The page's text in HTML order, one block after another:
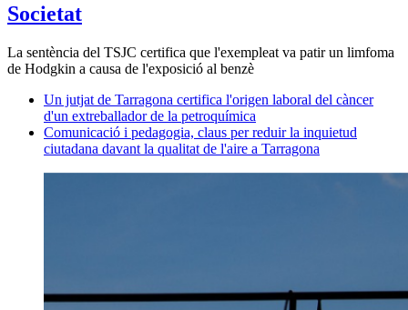
Societat
La sentència del TSJC certifica que l'exempleat va patir un limfoma
de Hodgkin a causa de l'exposició al benzè
Un jutjat de Tarragona certifica l'origen laboral del càncer
d'un extreballador de la petroquímica
Comunicació i pedagogia, claus per reduir la inquietud
ciutadana davant la qualitat de l'aire a Tarragona